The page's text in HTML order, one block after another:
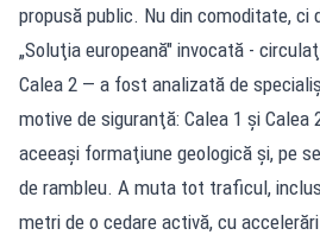
propusă public. Nu din comoditate, ci
„Soluţia europeană" invocată -
Calea 2 — a fost analizată de
motive de siguranţă: Calea 1 şi Calea
aceeaşi formaţiune geologică şi, pe
de rambleu. A muta tot traficul,
metri de o cedare activă, cu